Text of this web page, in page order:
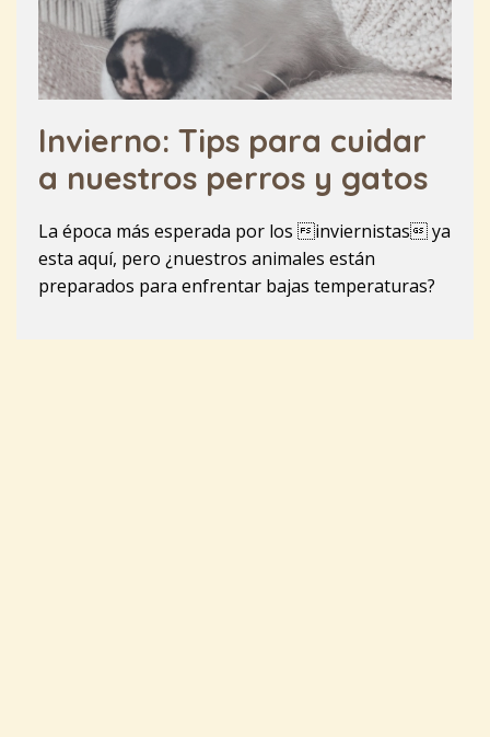
Invierno: Tips para cuidar
a nuestros perros y gatos
La época más esperada por los inviernistas ya
esta aquí, pero ¿nuestros animales están
preparados para enfrentar bajas temperaturas?